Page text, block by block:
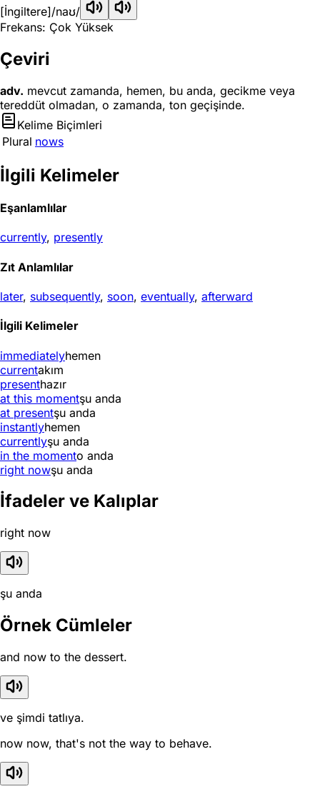
[İngiltere]/naʊ/
Frekans: Çok Yüksek
Çeviri
adv. mevcut zamanda, hemen, bu anda, gecikme veya
tereddüt olmadan, o zamanda, ton geçişinde.
Kelime Biçimleri
Plural nows
İlgili Kelimeler
Eşanlamlılar
currently, presently
Zıt Anlamlılar
later, subsequently, soon, eventually, afterward
İlgili Kelimeler
immediatelyhemen
currentakım
presenthazır
at this momentşu anda
at presentşu anda
instantlyhemen
currentlyşu anda
in the momento anda
right nowşu anda
İfadeler ve Kalıplar
right now
şu anda
Örnek Cümleler
and now to the dessert.
ve şimdi tatlıya.
now now, that's not the way to behave.